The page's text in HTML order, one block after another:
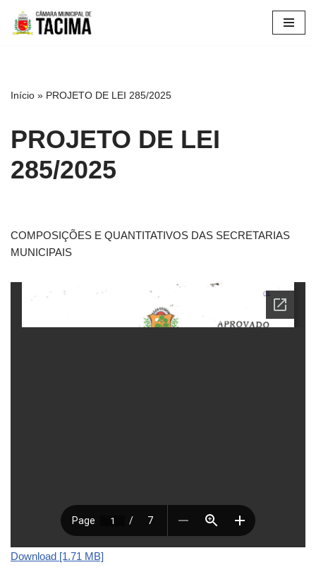
Pular
Início » PROJETO DE LEI 285/2025
PROJETO DE LEI
285/2025
COMPOSIÇÕES E QUANTITATIVOS DAS SECRETARIAS
MUNICIPAIS
Download [1.71 MB]